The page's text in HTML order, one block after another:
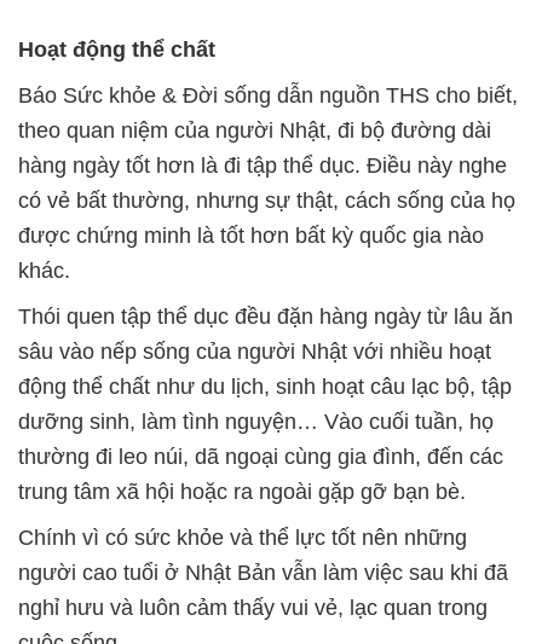
Hoạt động thể chất
Báo Sức khỏe & Đời sống dẫn nguồn THS cho biết,
theo quan niệm của người Nhật, đi bộ đường dài
hàng ngày tốt hơn là đi tập thể dục. Điều này nghe
có vẻ bất thường, nhưng sự thật, cách sống của họ
được chứng minh là tốt hơn bất kỳ quốc gia nào
khác.
Thói quen tập thể dục đều đặn hàng ngày từ lâu ăn
sâu vào nếp sống của người Nhật với nhiều hoạt
động thể chất như du lịch, sinh hoạt câu lạc bộ, tập
dưỡng sinh, làm tình nguyện… Vào cuối tuần, họ
thường đi leo núi, dã ngoại cùng gia đình, đến các
trung tâm xã hội hoặc ra ngoài gặp gỡ bạn bè.
Chính vì có sức khỏe và thể lực tốt nên những
người cao tuổi ở Nhật Bản vẫn làm việc sau khi đã
nghỉ hưu và luôn cảm thấy vui vẻ, lạc quan trong